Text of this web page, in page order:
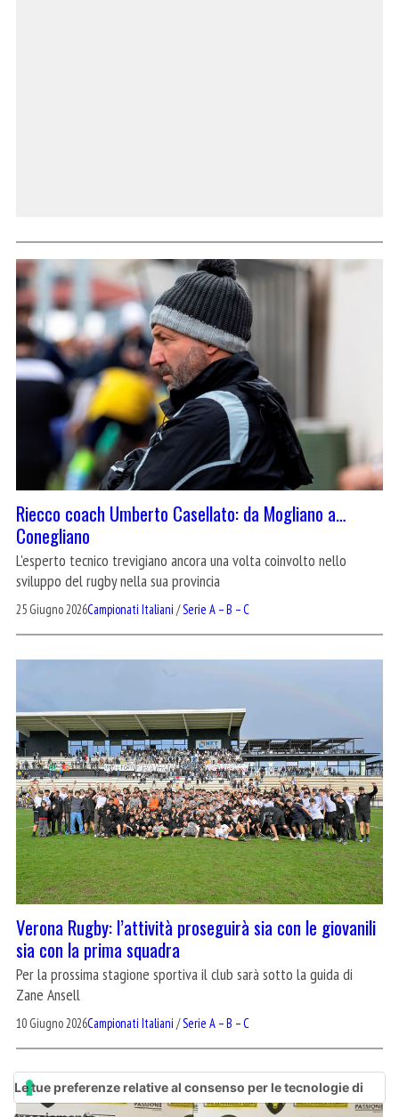
Riecco coach Umberto Casellato: da Mogliano a…
Conegliano
L'esperto tecnico trevigiano ancora una volta coinvolto nello
sviluppo del rugby nella sua provincia
25 Giugno 2026Campionati Italiani /Serie A – B – C
Verona Rugby: l’attività proseguirà sia con le giovanili
sia con la prima squadra
Per la prossima stagione sportiva il club sarà sotto la guida di
Zane Ansell
10 Giugno 2026Campionati Italiani /Serie A – B – C
Le tue preferenze relative al consenso per le tecnologie di